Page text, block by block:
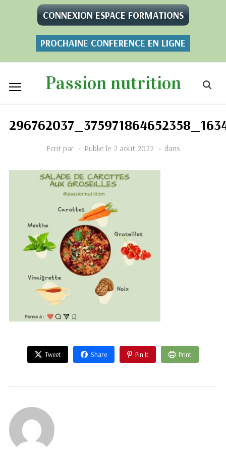
CONNEXION ESPACE FORMATIONS
PROCHAINE CONFERENCE EN LIGNE
Passion nutrition
Ecrit par Publié le 2 août 2022 dans
Tweet Share Pin It Print